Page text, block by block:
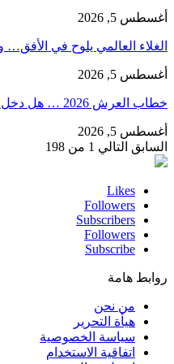
أغسطس 5, 2026
الغلاء العالمي يلوح في الأفق…
أغسطس 5, 2026
خطاب العرش 2026 … هل دخل المغرب مرحلة الدولة…
أغسطس 5, 2026
السابق التالي 1 من 198
Likes
Followers
Subscribers
Followers
Subscribe
روابط هامة
من نحن
هيأة التحرير
سياسة الخصوصية
اتفاقية الاستخدام